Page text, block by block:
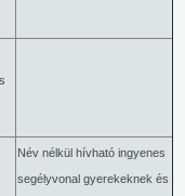
Név nélkül hívható ingyenes
segélyvonal gyerekeknek és